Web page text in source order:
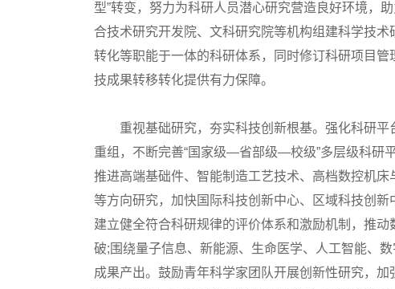
型”转变，努力为科研人员潜心研究营造良好环境，
合技术研究开发院、文科研究院等机构组建科学技
转化等职能于一体的科研体系，同时修订科研项目
技成果转移转化提供有力保障。
重视基础研究，夯实科技创新根基。强化科研平
重组，不断完善“国家级—省部级—校级”多层级科研
推进高端基础件、智能制造工艺技术、高档数控机
等方向研究，加快国际科技创新中心、区域科技创
建立健全符合科研规律的评价体系和激励机制，推
破;围绕量子信息、新能源、生命医学、人工智能、
成果产出。鼓励青年科学家团队开展创新性研究，